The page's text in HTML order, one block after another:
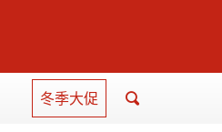
冬季大促